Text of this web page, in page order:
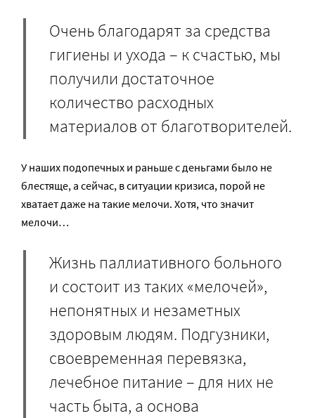
Очень благодарят за средства
гигиены и ухода – к счастью, мы
получили достаточное
количество расходных
материалов от благотворителей.
У наших подопечных и раньше с деньгами было не
блестяще, а сейчас, в ситуации кризиса, порой не
хватает даже на такие мелочи. Хотя, что значит
мелочи…
Жизнь паллиативного больного
и состоит из таких «мелочей»,
непонятных и незаметных
здоровым людям. Подгузники,
своевременная перевязка,
лечебное питание – для них не
часть быта, а основа